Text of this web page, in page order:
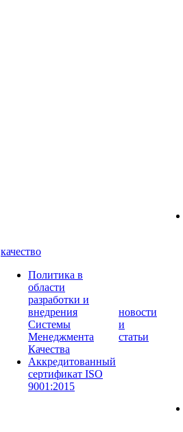
качество
Политика в
области
разработки и
внедрения
Системы
Менеджмента
Качества
Аккредитованный
сертификат ISO
9001:2015
новости
и
статьи